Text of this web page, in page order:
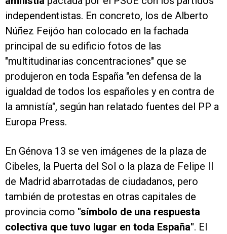
independentistas. En concreto, los de Alberto
Núñez Feijóo han colocado en la fachada
principal de su edificio fotos de las
"multitudinarias concentraciones" que se
produjeron en toda España "en defensa de la
igualdad de todos los españoles y en contra de
la amnistía", según han relatado fuentes del PP a
Europa Press.
En Génova 13 se ven imágenes de la plaza de
Cibeles, la Puerta del Sol o la plaza de Felipe II
de Madrid abarrotadas de ciudadanos, pero
también de protestas en otras capitales de
provincia como "símbolo de una respuesta
colectiva que tuvo lugar en toda España". El